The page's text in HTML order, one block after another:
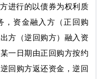
行的以债券为权利质
，资金融入方（正回购
方（逆回购方）融入资
一日期由正回购方按约
回购方返还资金，逆回